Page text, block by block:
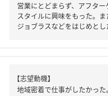
営業にとどまらず、アフタ
スタイルに興味をもった。
ジョブラスなどをはじめと
【志望動機】
地域密着で仕事がしたかっ